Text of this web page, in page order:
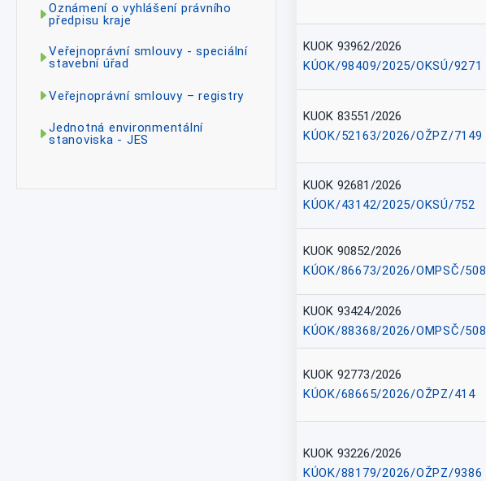
Oznámení o vyhlášení právního
předpisu kraje
Veřejnoprávní smlouvy - speciální
stavební úřad
Veřejnoprávní smlouvy – registry
Jednotná environmentální
stanoviska - JES
KUOK 93962/2026
KÚOK/98409/2025/OKSÚ/9271
KUOK 83551/2026
KÚOK/52163/2026/OŽPZ/7149
KUOK 92681/2026
KÚOK/43142/2025/OKSÚ/752
KUOK 90852/2026
KÚOK/86673/2026/OMPSČ/508
KUOK 93424/2026
KÚOK/88368/2026/OMPSČ/508
KUOK 92773/2026
KÚOK/68665/2026/OŽPZ/414
KUOK 93226/2026
KÚOK/88179/2026/OŽPZ/9386